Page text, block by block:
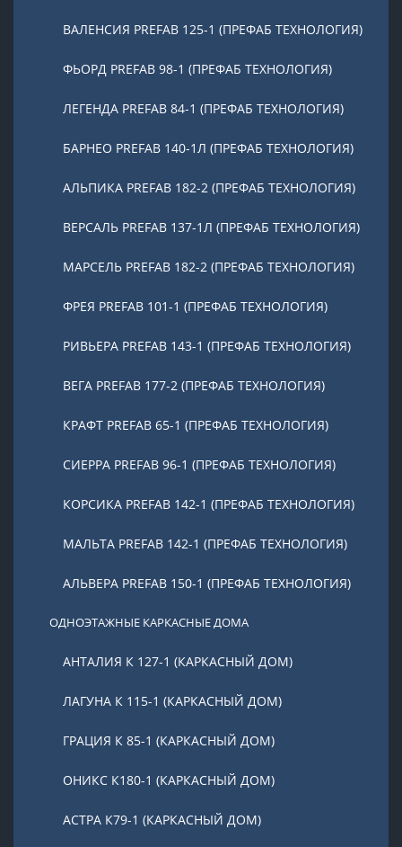
ВАЛЕНСИЯ PREFAB 125-1 (ПРЕФАБ ТЕХНОЛОГИЯ)
ФЬОРД PREFAB 98-1 (ПРЕФАБ ТЕХНОЛОГИЯ)
ЛЕГЕНДА PREFAB 84-1 (ПРЕФАБ ТЕХНОЛОГИЯ)
БАРНЕО PREFAB 140-1Л (ПРЕФАБ ТЕХНОЛОГИЯ)
АЛЬПИКА PREFAB 182-2 (ПРЕФАБ ТЕХНОЛОГИЯ)
ВЕРСАЛЬ PREFAB 137-1Л (ПРЕФАБ ТЕХНОЛОГИЯ)
МАРСЕЛЬ PREFAB 182-2 (ПРЕФАБ ТЕХНОЛОГИЯ)
ФРЕЯ PREFAB 101-1 (ПРЕФАБ ТЕХНОЛОГИЯ)
РИВЬЕРА PREFAB 143-1 (ПРЕФАБ ТЕХНОЛОГИЯ)
ВЕГА PREFAB 177-2 (ПРЕФАБ ТЕХНОЛОГИЯ)
КРАФТ PREFAB 65-1 (ПРЕФАБ ТЕХНОЛОГИЯ)
СИЕРРА PREFAB 96-1 (ПРЕФАБ ТЕХНОЛОГИЯ)
КОРСИКА PREFAB 142-1 (ПРЕФАБ ТЕХНОЛОГИЯ)
МАЛЬТА PREFAB 142-1 (ПРЕФАБ ТЕХНОЛОГИЯ)
АЛЬВЕРА PREFAB 150-1 (ПРЕФАБ ТЕХНОЛОГИЯ)
ОДНОЭТАЖНЫЕ КАРКАСНЫЕ ДОМА
АНТАЛИЯ К 127-1 (КАРКАСНЫЙ ДОМ)
ЛАГУНА К 115-1 (КАРКАСНЫЙ ДОМ)
ГРАЦИЯ К 85-1 (КАРКАСНЫЙ ДОМ)
ОНИКС К180-1 (КАРКАСНЫЙ ДОМ)
АСТРА К79-1 (КАРКАСНЫЙ ДОМ)